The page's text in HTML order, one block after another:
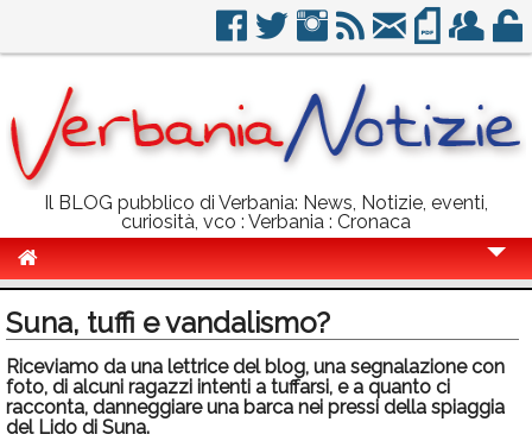
Il BLOG pubblico di Verbania: News, Notizie, eventi,
curiosità, vco : Verbania : Cronaca
Politica
Sport
Eventi
Suna, tuffi e vandalismo?
Riceviamo da una lettrice del blog, una segnalazione con
foto, di alcuni ragazzi intenti a tuffarsi, e a quanto ci
racconta, danneggiare una barca nei pressi della spiaggia
del Lido di Suna.